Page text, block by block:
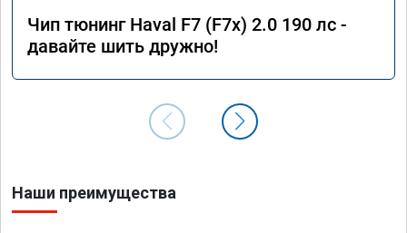
Чип тюнинг Haval F7 (F7x) 2.0 190 лс -
давайте шить дружно!
Наши преимущества